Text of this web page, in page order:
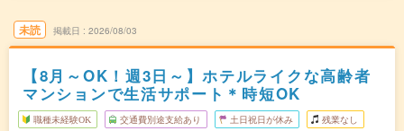
未読 掲載日 2026/08/03
【8月～OK！週3日～】ホテルライクな高齢者
マンションで生活サポート＊時短OK
職種未経験OK 交通費別途支給あり 土日祝日が休み 残業なし